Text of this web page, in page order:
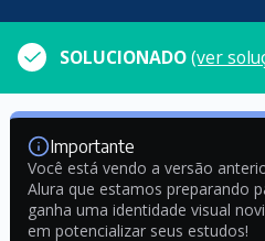
SOLUCIONADO(ver
Importante
Você está vendo a versão
Alura que estamos preparando
ganha uma identidade visual
em potencializar seus estudos!